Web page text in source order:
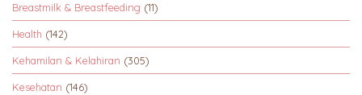
Breastmilk & Breastfeeding (11)
Health (142)
Kehamilan & Kelahiran (305)
Kesehatan (146)